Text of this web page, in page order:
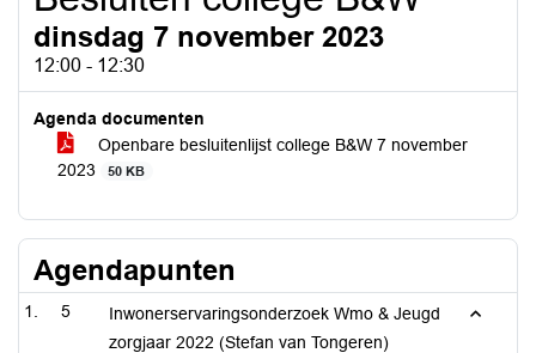
dinsdag 7 november 2023
12:00 - 12:30
Agenda documenten
Openbare besluitenlijst college B&W 7 november
2023
50 KB
Agendapunten
5
Inwonerservaringsonderzoek Wmo & Jeugd
zorgjaar 2022 (Stefan van Tongeren)